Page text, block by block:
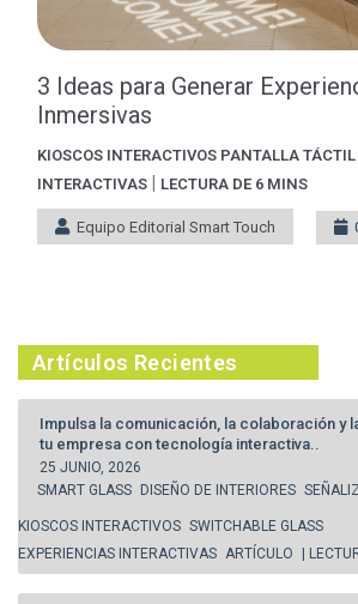
Artículos Recientes
Impulsa la comunicación, la colaboración y
tu empresa con tecnología interactiva..
25 JUNIO, 2026
SMART GLASS DISEÑO DE INTERIORES
KIOSCOS INTERACTIVOS SWITCHABLE GLASS
EXPERIENCIAS INTERACTIVAS ARTÍCULO |
3 Ideas para Generar
Inmersivas
KIOSCOS INTERACTIVOS PANTALLA TÁCTIL
INTERACTIVAS | LECTURA DE 6 MINS
Equipo Editorial Smart Touch